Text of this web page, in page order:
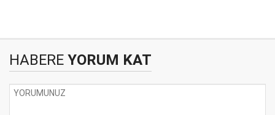
HABERE YORUM KAT